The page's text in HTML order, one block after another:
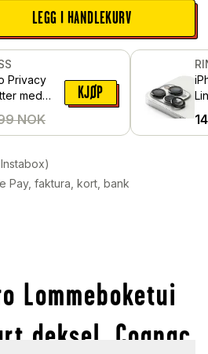
LEGG I HANDLEKURV
Privacy
med
NOK
KJØP
Pay, faktura, kort, bank
Lommeboketui
deksel, Cognac